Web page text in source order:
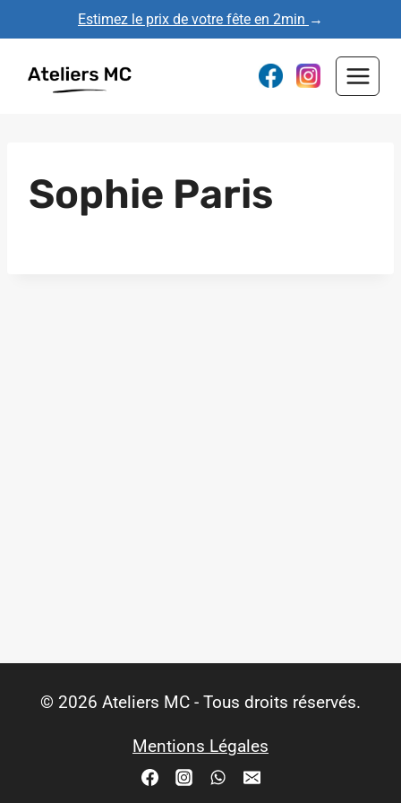
au
contenu
Estimez le prix de votre fête en 2min →
Sophie Paris
© 2026 Ateliers MC - Tous droits réservés.
Mentions Légales